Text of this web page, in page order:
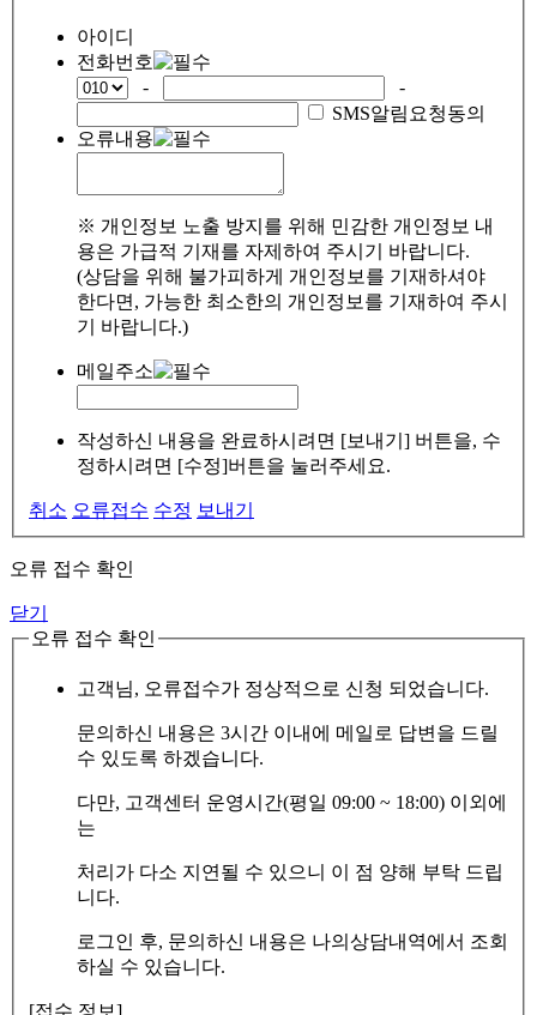
아이디
전화번호
-
-
SMS알림요청동의
오류내용
※ 개인정보 노출 방지를 위해 민감한 개인정보 내
용은 가급적 기재를 자제하여 주시기 바랍니다.
(상담을 위해 불가피하게 개인정보를 기재하셔야
한다면, 가능한 최소한의 개인정보를 기재하여 주시
기 바랍니다.)
메일주소
작성하신 내용을 완료하시려면 [보내기] 버튼을, 수
정하시려면 [수정]버튼을 눌러주세요.
취소 오류접수 수정 보내기
오류 접수 확인
닫기
오류 접수 확인
고객님, 오류접수가 정상적으로 신청 되었습니다.
문의하신 내용은 3시간 이내에 메일로 답변을 드릴
수 있도록 하겠습니다.
다만, 고객센터 운영시간(평일 09:00 ~ 18:00) 이외에
는
처리가 다소 지연될 수 있으니 이 점 양해 부탁 드립
니다.
로그인 후, 문의하신 내용은 나의상담내역에서 조회
하실 수 있습니다.